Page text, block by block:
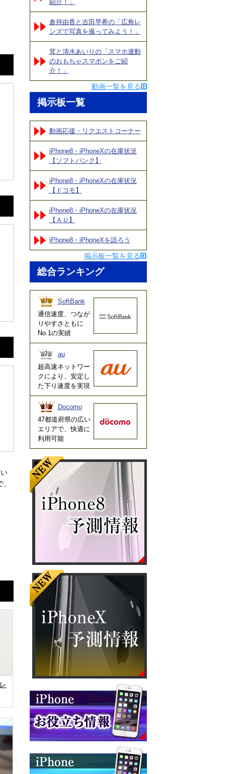
紹介！」
倉持由香と吉田早希の「広角レ
ンズで写真を撮ってみよう！」
茸と清水あいりの「スマホ連動
のおもちゃスマポンをご紹
介！」
動画一覧を見る
掲示板一覧
動画応援・リクエストコーナー
iPhone8・iPhoneXの在庫状況
【ソフトバンク】
iPhone8・iPhoneXの在庫状況
【ドコモ】
iPhone8・iPhoneXの在庫状況
【ＡＵ】
iPhone8・iPhoneXを語ろう
掲示板一覧を見る
総合ランキング
SoftBank
通信速度、つなが
りやすさともに
No.1の実績
au
超高速ネットワー
クにより、安定し
た下り速度を実現
Docomo
47都道府県の広い
エリアで、快適に
利用可能